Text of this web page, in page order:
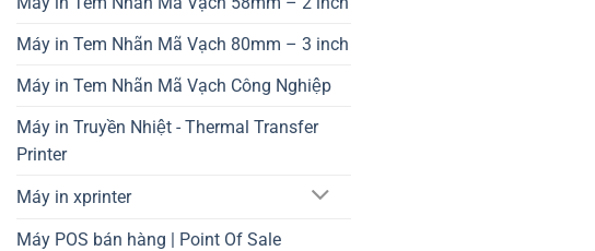
Máy in Tem Nhãn Mã Vạch 80mm – 3 inch
Máy in Tem Nhãn Mã Vạch Công Nghiệp
Máy in Truyền Nhiệt - Thermal Transfer
Printer
Máy in xprinter
Máy POS bán hàng | Point Of Sale